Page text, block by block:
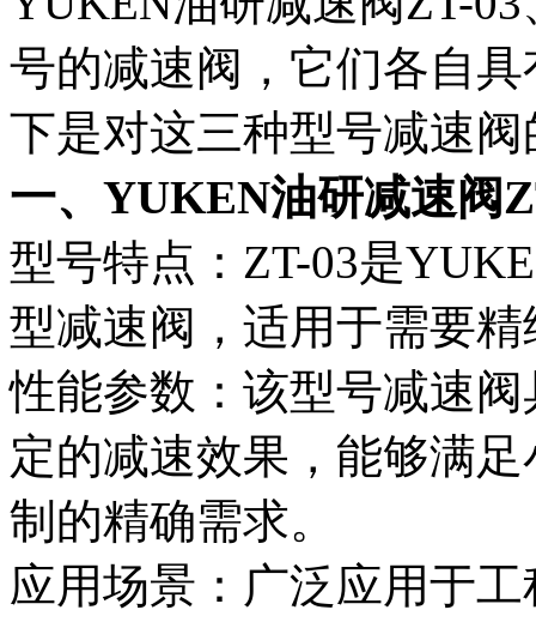
号的减速阀，它们各自
下是对这三种型号减速
一、YUKEN油研减速阀
型号特点：ZT-03是
型减速阀，适用于需要
性能参数：该型号减速
定的减速效果，能够满
制的精确需求。
应用场景：广泛应用于